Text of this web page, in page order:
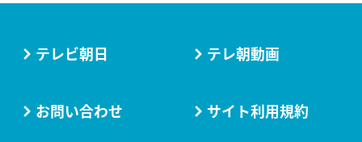
テレビ朝日 テレ朝動画
お問い合わせ サイト利用規約